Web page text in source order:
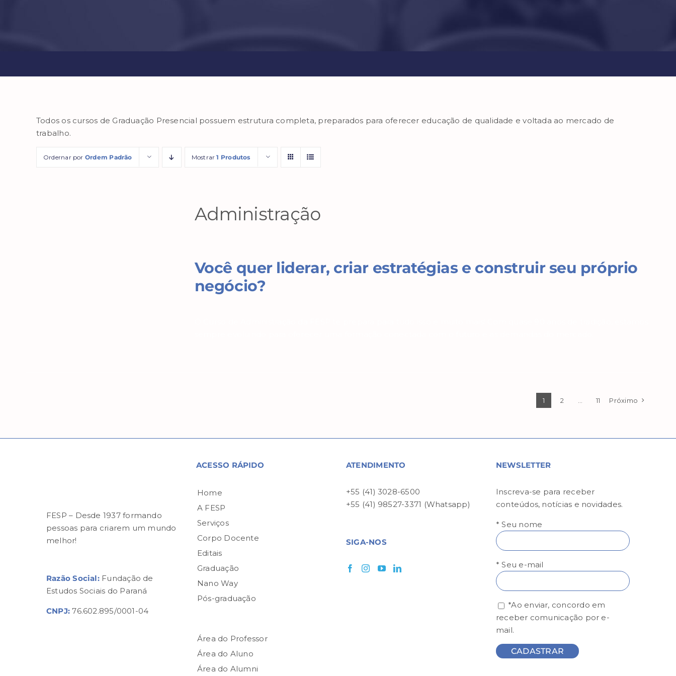
Todos os cursos de Graduação Presencial possuem estrutura completa, preparados para oferecer educação de qualidade e voltada ao mercado de
trabalho.
Ordernar por Ordem Padrão Mostrar1 Produtos
Administração
Você quer liderar, criar estratégias e construir seu próprio
negócio?
1 2 11 Próximo
FESP – Desde 1937 formando
pessoas para criarem um mundo
melhor!
Razão Social:Fundação de
Estudos Sociais do Paraná
CNPJ: 76.602.895/0001-04
ACESSO RÁPIDO
Home
A FESP
Serviços
Corpo Docente
Editais
Graduação
Nano Way
Pós-graduação
Área do Professor
Área do Aluno
Área do Alumni
ATENDIMENTO
+55 (41) 3028-6500
+55 (41) 98527-3371 (Whatsapp)
SIGA-NOS
NEWSLETTER
Inscreva-se para receber
conteúdos, notícias e novidades.
* Seu nome
* Seu e-mail
*Ao enviar, concordo em
receber comunicação por e-
mail.